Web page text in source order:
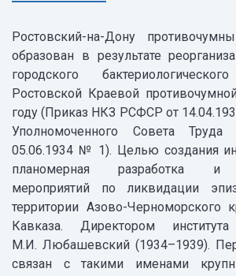
Ростовский-на-Дону
образован в результате
городского
Ростовской Краевой
году (Приказ НКЗ РСФСР от
Уполномоченного Совета
05.06.1934 № 1). Целью создания
планомерная разработка и
мероприятий по ликвидации
территории Азово-Черноморского
Кавказа. Директором
М.И. Любашевский (1934–1939).
связан с такими именами